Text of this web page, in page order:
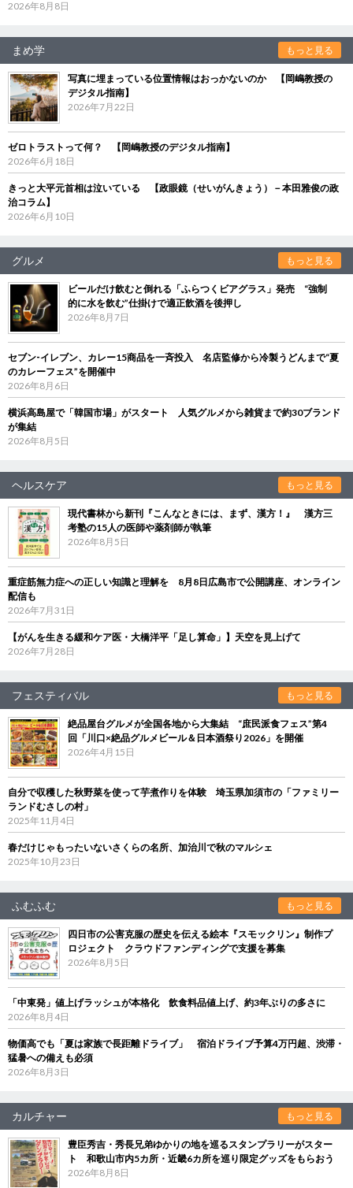
2026年8月8日
まめ学 もっと見る
写真に埋まっている位置情報はおっかないのか 【岡嶋教授の
デジタル指南】
2026年7月22日
ゼロトラストって何？ 【岡嶋教授のデジタル指南】
2026年6月18日
きっと大平元首相は泣いている 【政眼鏡（せいがんきょう）－本田雅俊の政
治コラム】
2026年6月10日
グルメ もっと見る
ビールだけ飲むと倒れる「ふらつくビアグラス」発売 “強制
的に水を飲む”仕掛けで適正飲酒を後押し
2026年8月7日
セブン‐イレブン、カレー15商品を一斉投入 名店監修から冷製うどんまで“夏
のカレーフェス”を開催中
2026年8月6日
横浜高島屋で「韓国市場」がスタート 人気グルメから雑貨まで約30ブランド
が集結
2026年8月5日
ヘルスケア もっと見る
現代書林から新刊『こんなときには、まず、漢方！』 漢方三
考塾の15人の医師や薬剤師が執筆
2026年8月5日
重症筋無力症への正しい知識と理解を 8月8日広島市で公開講座、オンライン
配信も
2026年7月31日
【がんを生きる緩和ケア医・大橋洋平「足し算命」】天空を見上げて
2026年7月28日
フェスティバル もっと見る
絶品屋台グルメが全国各地から大集結 “庶民派食フェス”第4
回「川口×絶品グルメビール＆日本酒祭り2026」を開催
2026年4月15日
自分で収穫した秋野菜を使って芋煮作りを体験 埼玉県加須市の「ファミリー
ランドむさしの村」
2025年11月4日
春だけじゃもったいないさくらの名所、加治川で秋のマルシェ
2025年10月23日
ふむふむ もっと見る
四日市の公害克服の歴史を伝える絵本『スモックリン』制作プ
ロジェクト クラウドファンディングで支援を募集
2026年8月5日
「中東発」値上げラッシュが本格化 飲食料品値上げ、約3年ぶりの多さに
2026年8月4日
物価高でも「夏は家族で長距離ドライブ」 宿泊ドライブ予算4万円超、渋滞・
猛暑への備えも必須
2026年8月3日
カルチャー もっと見る
豊臣秀吉・秀長兄弟ゆかりの地を巡るスタンプラリーがスター
ト 和歌山市内5カ所・近畿6カ所を巡り限定グッズをもらおう
2026年8月8日